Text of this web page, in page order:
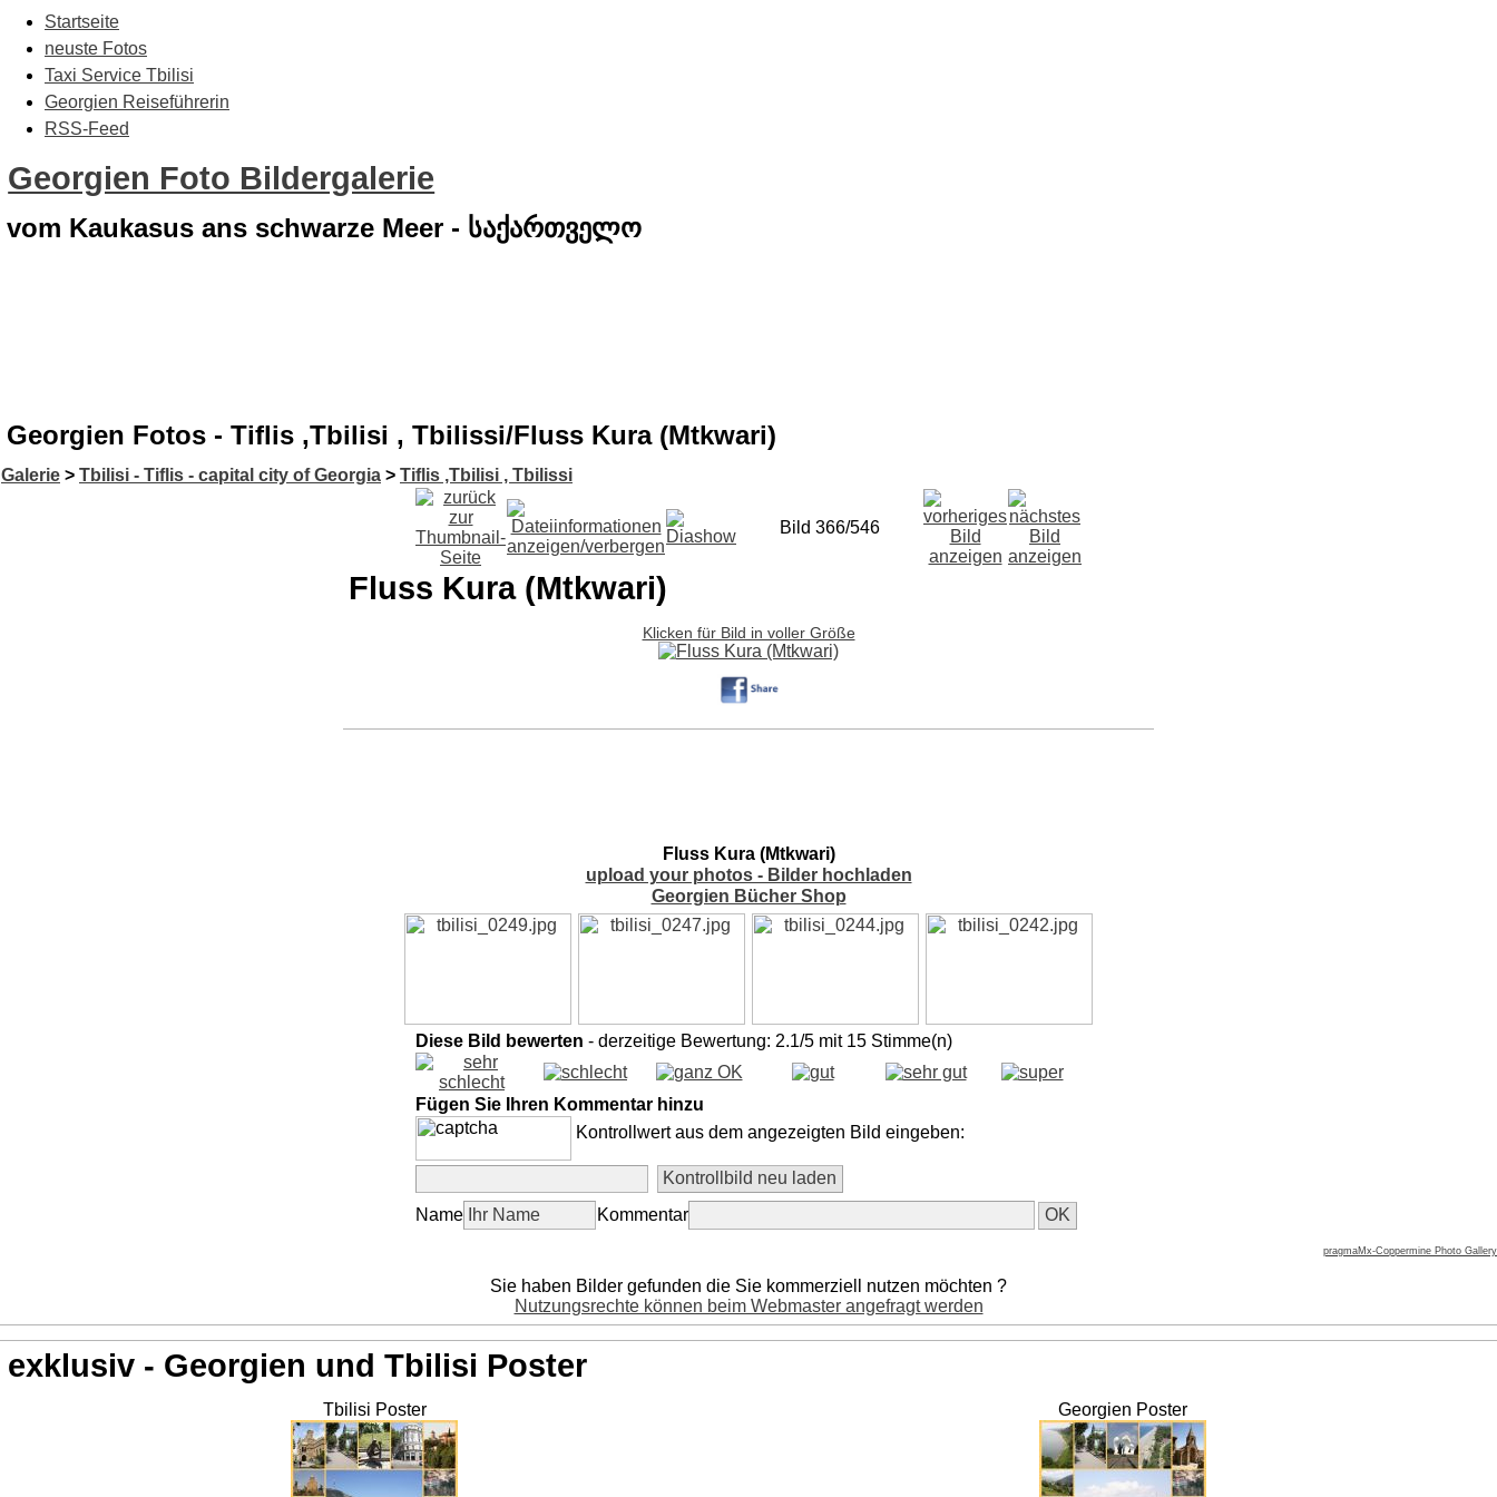
Startseite
neuste Fotos
Taxi Service Tbilisi
Georgien Reiseführerin
RSS-Feed
Georgien Foto Bildergalerie
vom Kaukasus ans schwarze Meer - საქართველო
Georgien Fotos - Tiflis ,Tbilisi , Tbilissi/Fluss Kura (Mtkwari)
Galerie > Tbilisi - Tiflis - capital city of Georgia > Tiflis ,Tbilisi , Tbilissi
Bild 366/546
Fluss Kura (Mtkwari)
Klicken für Bild in voller Größe
Fluss Kura (Mtkwari)
upload your photos - Bilder hochladen
Georgien Bücher Shop
Diese Bild bewerten - derzeitige Bewertung: 2.1/5 mit 15 Stimme(n)
Fügen Sie Ihren Kommentar hinzu
Kontrollwert aus dem angezeigten Bild eingeben:
Name Kommentar
pragmaMx-Coppermine Photo Gallery
Sie haben Bilder gefunden die Sie kommerziell nutzen möchten ?
Nutzungsrechte können beim Webmaster angefragt werden
exklusiv - Georgien und Tbilisi Poster
Tbilisi Poster Georgien Poster